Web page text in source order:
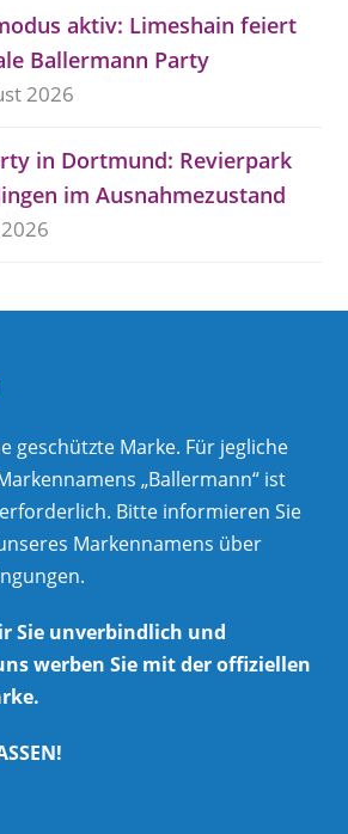
aktiv: Limeshain feiert
Ballermann Party
2026
in Dortmund: Revierpark
im Ausnahmezustand
geschützte Marke. Für jegliche
„Ballermann“ ist
Bitte informieren Sie
Markennamens über
Sie unverbindlich und
werben Sie mit der offiziellen